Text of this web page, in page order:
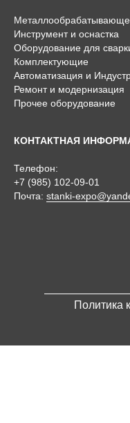
Инструмент и оснастка
Оборудование для
Комплектующие
Автоматизация и
Ремонт и модернизация
Прочее оборудование
КОНТАКТНАЯ
Телефон:
+7 (985) 102-09-01
Почта: stanki-
Политика